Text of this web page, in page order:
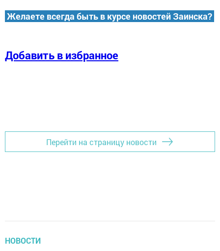
Желаете всегда быть в курсе новостей Заинска?
Добавить в избранное
Перейти на страницу новости
НОВОСТИ